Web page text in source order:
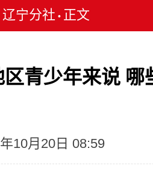
辽宁分社 • 正文
青少年来说 哪
10月20日 08:59